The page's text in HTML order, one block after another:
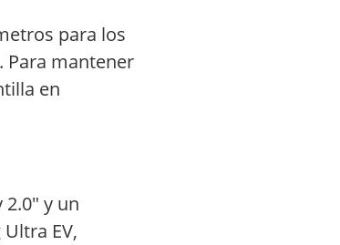
para los
Para mantener
en
y un
EV,